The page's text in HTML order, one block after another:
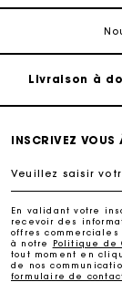
Livraison à
Livraison à
INSCRIVEZ VOUS
Veuillez saisir
En validant votre
recevoir des
offres
à notre
Politique de
tout moment en
de nos
formulaire de